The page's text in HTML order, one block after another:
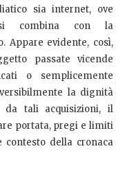
sia internet, ove
si combina con la
Appare evidente, così,
passate vicende
o semplicemente
la dignità
da tali acquisizioni, il
portata, pregi e limiti
contesto della cronaca